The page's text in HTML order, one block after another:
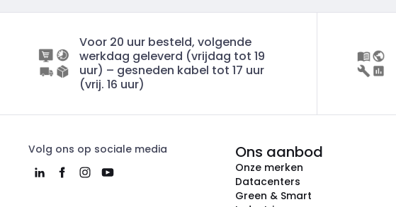
Voor 20 uur besteld, volgende
werkdag geleverd (vrijdag tot 19
uur) – gesneden kabel tot 17 uur
(vrij. 16 uur)
Volg ons op sociale media Ons aanbod
Onze merken
Datacenters
Green & Smart